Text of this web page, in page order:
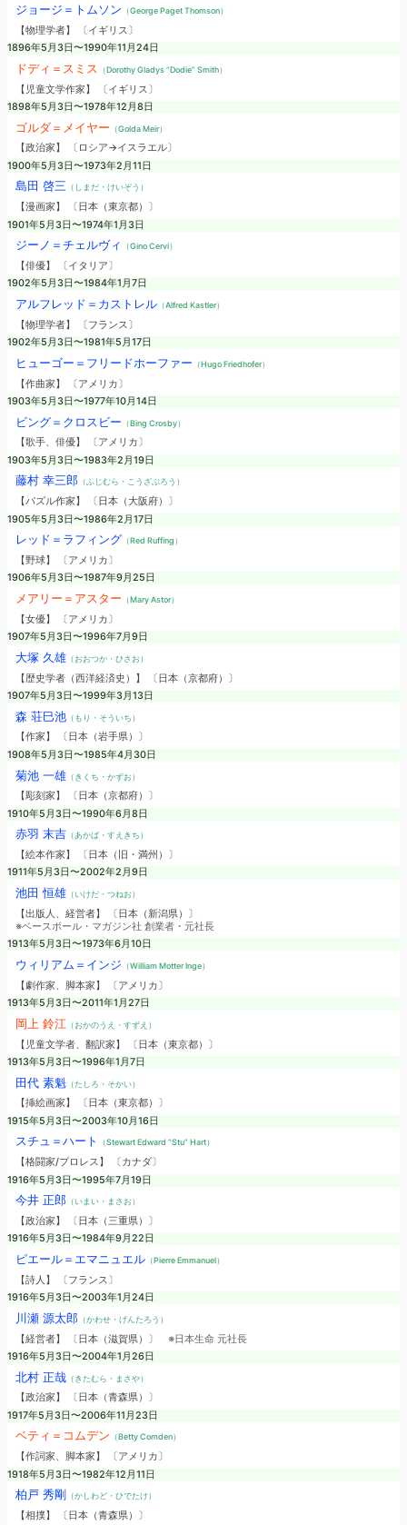
ジョージ＝トムソン （George Paget Thomson）
【物理学者】 〔イギリス〕
1896年5月3日〜1990年11月24日
ドディ＝スミス （Dorothy Gladys “Dodie” Smith）
【児童文学作家】 〔イギリス〕
1898年5月3日〜1978年12月8日
ゴルダ＝メイヤー （Golda Meir）
【政治家】 〔ロシア→イスラエル〕
1900年5月3日〜1973年2月11日
島田 啓三 （しまだ・けいぞう）
【漫画家】 〔日本（東京都）〕
1901年5月3日〜1974年1月3日
ジーノ＝チェルヴィ （Gino Cervi）
【俳優】 〔イタリア〕
1902年5月3日〜1984年1月7日
アルフレッド＝カストレル（Alfred Kastler）
【物理学者】 〔フランス〕
1902年5月3日〜1981年5月17日
ヒューゴー＝フリードホーファー （Hugo Friedhofer）
【作曲家】 〔アメリカ〕
1903年5月3日〜1977年10月14日
ビング＝クロスビー （Bing Crosby）
【歌手、俳優】 〔アメリカ〕
1903年5月3日〜1983年2月19日
藤村 幸三郎（ふじむら・こうざぶろう）
【パズル作家】 〔日本（大阪府）〕
1905年5月3日〜1986年2月17日
レッド＝ラフィング （Red Ruffing）
【野球】 〔アメリカ〕
1906年5月3日〜1987年9月25日
メアリー＝アスター （Mary Astor）
【女優】 〔アメリカ〕
1907年5月3日〜1996年7月9日
大塚 久雄（おおつか・ひさお）
【歴史学者（西洋経済史）】 〔日本（京都府）〕
1907年5月3日〜1999年3月13日
森 荘巳池（もり・そういち）
【作家】 〔日本（岩手県）〕
1908年5月3日〜1985年4月30日
菊池 一雄（きくち・かずお）
【彫刻家】 〔日本（京都府）〕
1910年5月3日〜1990年6月8日
赤羽 末吉（あかば・すえきち）
【絵本作家】 〔日本（旧・満州）〕
1911年5月3日〜2002年2月9日
池田 恒雄（いけだ・つねお）
【出版人、経営者】 〔日本（新潟県）〕
※ベースボール・マガジン社 創業者・元社長
1913年5月3日〜1973年6月10日
ウィリアム＝インジ （William Motter Inge）
【劇作家、脚本家】 〔アメリカ〕
1913年5月3日〜2011年1月27日
岡上 鈴江 （おかのうえ・すずえ）
【児童文学者、翻訳家】 〔日本（東京都）〕
1913年5月3日〜1996年1月7日
田代 素魁（たしろ・そかい）
【挿絵画家】 〔日本（東京都）〕
1915年5月3日〜2003年10月16日
スチュ＝ハート （Stewart Edward “Stu” Hart）
【格闘家/プロレス】 〔カナダ〕
1916年5月3日〜1995年7月19日
今井 正郎（いまい・まさお）
【政治家】 〔日本（三重県）〕
1916年5月3日〜1984年9月22日
ピエール＝エマニュエル（Pierre Emmanuel）
【詩人】 〔フランス〕
1916年5月3日〜2003年1月24日
川瀬 源太郎（かわせ・げんたろう）
【経営者】 〔日本（滋賀県）〕 ※日本生命 元社長
1916年5月3日〜2004年1月26日
北村 正哉（きたむら・まさや）
【政治家】 〔日本（青森県）〕
1917年5月3日〜2006年11月23日
ベティ＝コムデン （Betty Comden）
【作詞家、脚本家】 〔アメリカ〕
1918年5月3日〜1982年12月11日
柏戸 秀剛 （かしわど・ひでたけ）
【相撲】 〔日本（青森県）〕